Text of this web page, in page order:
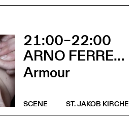
21:00–22:00
ARNO FERRERA & GILLES POLET
Armour
ST. JAKOB KIRCHE
SCENE